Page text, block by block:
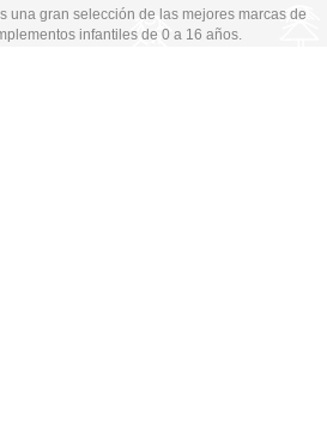
una gran selección de las mejores marcas de
infantiles de 0 a 16 años.